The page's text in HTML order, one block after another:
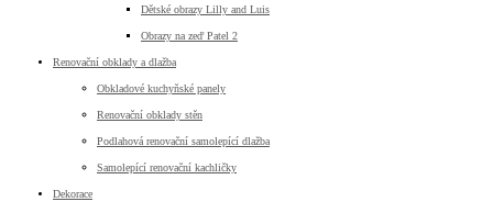
Dětské obrazy Lilly and Luis
Obrazy na zeď Patel 2
Renovační obklady a dlažba
Obkladové kuchyňské panely
Renovační obklady stěn
Podlahová renovační samolepící dlažba
Samolepící renovační kachličky
Dekorace